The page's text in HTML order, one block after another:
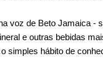
voz de Beto Jamaica
e outras bebidas
simples hábito de